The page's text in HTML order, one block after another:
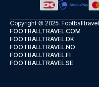
Copyright © 2025. Footballtravel
FOOTBALLTRAVEL.COM
FOOTBALLTRAVEL.DK
FOOTBALLTRAVEL.NO
FOOTBALLTRAVEL.FI
FOOTBALLTRAVEL.SE